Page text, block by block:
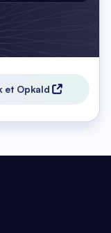
et Opkald